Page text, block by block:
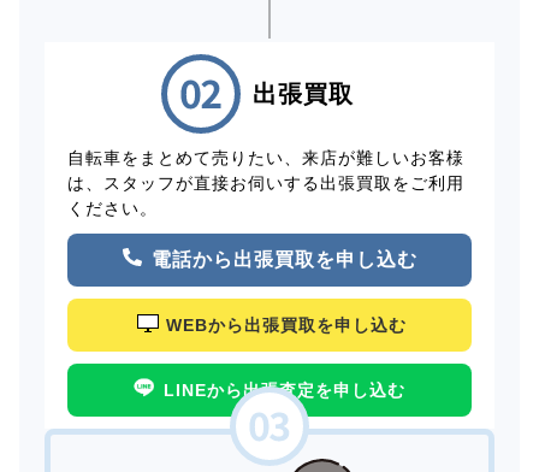
出張買取
自転車をまとめて売りたい、来店が難しいお客様
は、スタッフが直接お伺いする出張買取をご利用
ください。
電話から出張買取を申し込む
WEBから出張買取を申し込む
LINEから出張査定を申し込む